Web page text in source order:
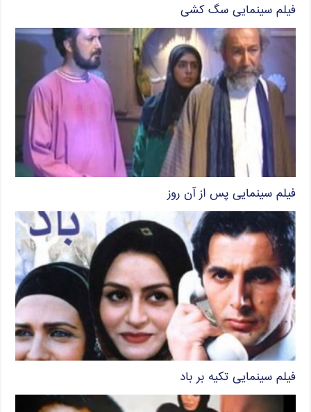
فیلم سینمایی سگ کشی
فیلم سینمایی پس از آن روز
فیلم سینمایی تکیه بر باد